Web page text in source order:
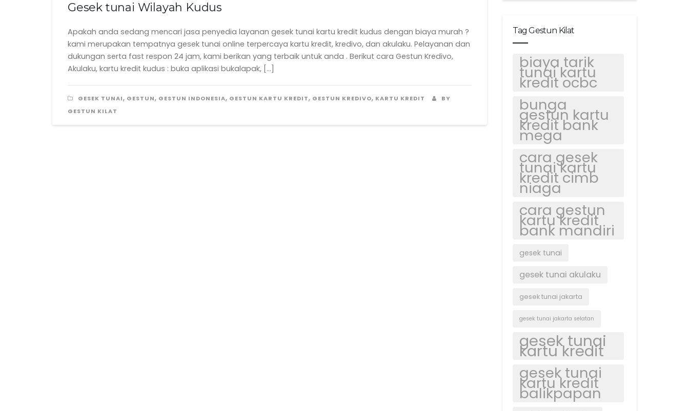
Gesek tunai Wilayah Kudus
Apakah anda sedang mencari jasa penyedia layanan gesek tunai kartu kredit kudus dengan biaya murah ?
kami merupakan tempatnya gesek tunai online terpercaya kartu kredit, kredivo, dan akulaku. Pelayanan dan
dukungan serta fast respon 24 jam, kami berikan yang terbaik untuk anda . Berikut cara Gestun Kredivo,
Akulaku, kartu kredit kudus : buka aplikasi bukalapak, […]
GESEK TUNAI, GESTUN, GESTUN INDONESIA, GESTUN KARTU KREDIT, GESTUN KREDIVO, KARTU KREDIT
BY
GESTUN KILAT
Tag Gestun Kilat
biaya tarik
tunai kartu
kredit ocbc
bunga
gestun kartu
kredit bank
mega
cara gesek
tunai kartu
kredit cimb
niaga
cara gestun
kartu kredit
bank mandiri
gesek tunai
gesek tunai akulaku
gesek tunai jakarta
gesek tunai jakarta selatan
gesek tunai
kartu kredit
gesek tunai
kartu kredit
balikpapan